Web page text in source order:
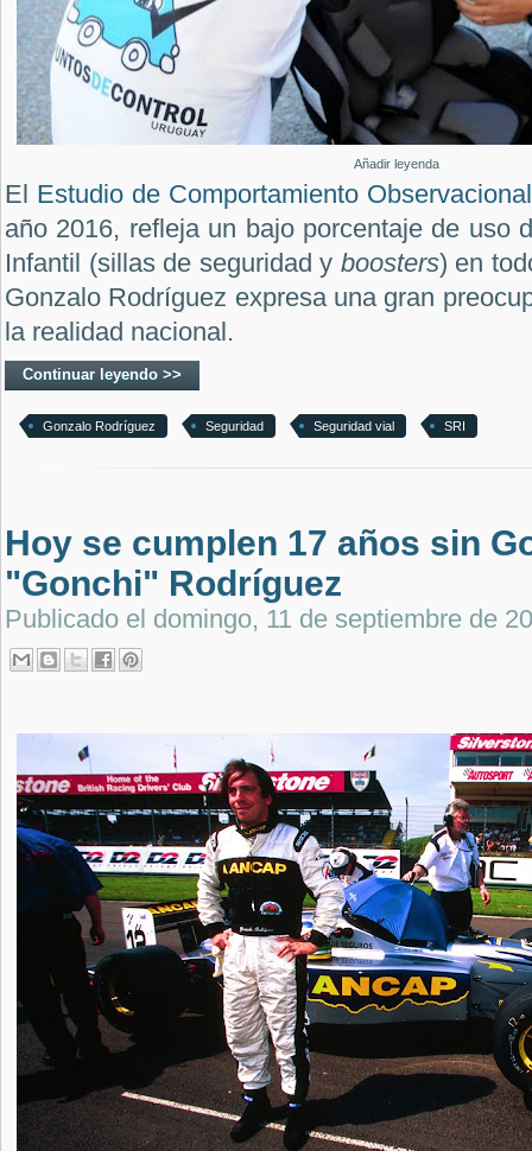
Añadir leyenda
El Estudio de Comportamiento
año 2016, refleja un bajo porcentaje de uso
Infantil (sillas de seguridad y boosters) en
Gonzalo Rodríguez expresa una gran
la realidad nacional.
Continuar leyendo >>
Gonzalo Rodríguez Seguridad Seguridad vial SRI
Hoy se cumplen 17 años sin
"Gonchi" Rodríguez
Publicado el domingo, 11 de septiembre de